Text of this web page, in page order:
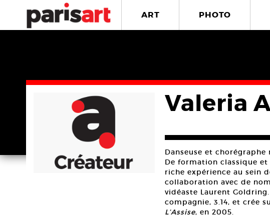
ART PHOTO
Valeria
Danseuse et chorégraphe
De formation classique
riche expérience au sein
collaboration avec de
vidéaste Laurent
compagnie, 3.14, et crée
L’Assise, en 2005.